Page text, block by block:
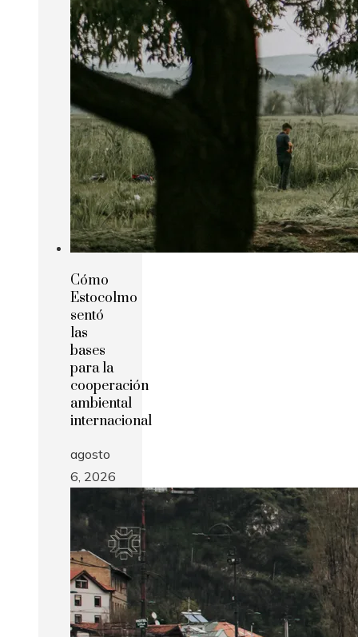
Cómo
Estocolmo
sentó
las
bases
para la
cooperación
ambiental
internacional
agosto
6, 2026